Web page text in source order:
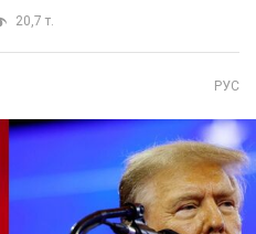
20,7 т.
РУС